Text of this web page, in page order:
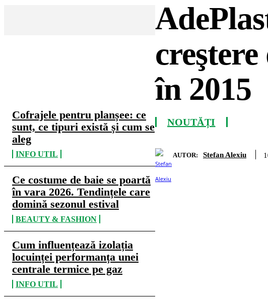
Cofrajele pentru planșee: ce
sunt, ce tipuri există și cum se
aleg
INFO UTIL
Ce costume de baie se poartă
în vara 2026. Tendințele care
domină sezonul estival
BEAUTY & FASHION
Cum influențează izolația
locuinței performanța unei
centrale termice pe gaz
INFO UTIL
în 2015
NOUTĂȚI
AUTOR: Stefan Alexiu